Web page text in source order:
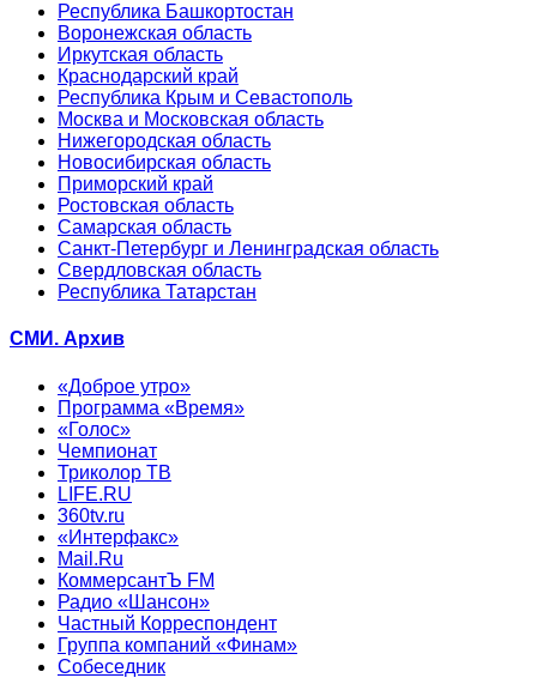
Республика Башкортостан
Воронежская область
Иркутская область
Краснодарский край
Республика Крым и Севастополь
Москва и Московская область
Нижегородская область
Новосибирская область
Приморский край
Ростовская область
Самарская область
Санкт-Петербург и Ленинградская область
Свердловская область
Республика Татарстан
СМИ. Архив
«Доброе утро»
Программа «Время»
«Голос»
Чемпионат
Триколор ТВ
LIFE.RU
360tv.ru
«Интерфакс»
Mail.Ru
КоммерсантЪ FM
Радио «Шансон»
Частный Корреспондент
Группа компаний «Финам»
Собеседник